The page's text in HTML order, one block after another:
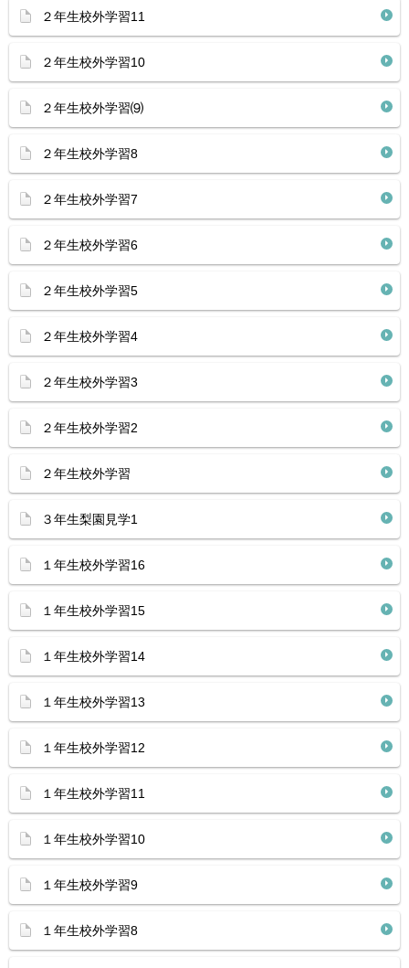
２年生校外学習11
２年生校外学習10
２年生校外学習⑼
２年生校外学習8
２年生校外学習7
２年生校外学習6
２年生校外学習5
２年生校外学習4
２年生校外学習3
２年生校外学習2
２年生校外学習
３年生梨園見学1
１年生校外学習16
１年生校外学習15
１年生校外学習14
１年生校外学習13
１年生校外学習12
１年生校外学習11
１年生校外学習10
１年生校外学習9
１年生校外学習8